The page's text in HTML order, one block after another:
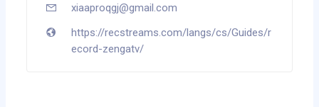
xiaaproqgj@gmail.com
https://recstreams.com/langs/cs/Guides/r
ecord-zengatv/